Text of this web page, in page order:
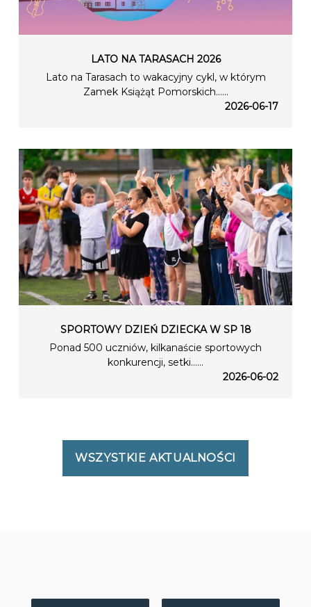
LATO NA TARASACH 2026
Lato na Tarasach to wakacyjny cykl, w którym
Zamek Książąt Pomorskich…...
2026-06-17
SPORTOWY DZIEŃ DZIECKA W SP 18
Ponad 500 uczniów, kilkanaście sportowych
konkurencji, setki…...
2026-06-02
WSZYSTKIE AKTUALNOŚCI